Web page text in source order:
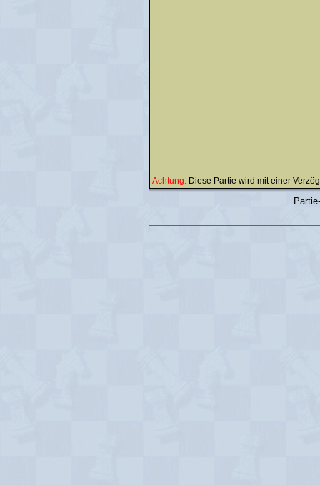
Achtung: Diese Partie wird mit einer